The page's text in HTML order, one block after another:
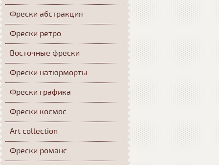
Фрески абстракция
Фрески ретро
Восточные фрески
Фрески натюрморты
Фрески графика
Фрески космос
Art collection
Фрески романс